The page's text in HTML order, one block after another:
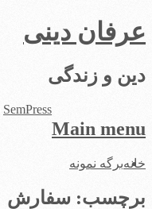
عرفان دینی
دین و زندگی
Main menu
Skip
خانهبرگه نمونه
برچسب: سفارش
SemPress